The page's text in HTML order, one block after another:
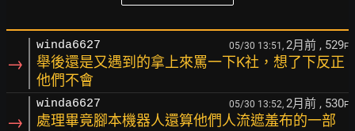
→
winda6627 05/30 13:51, 2月前 , 529F
舉後還是又遇到的拿上來罵一下K社，想了下反正
他們不會
→
winda6627 05/30 13:52, 2月前 , 530F
處理畢竟腳本機器人還算他們人流遮羞布的一部